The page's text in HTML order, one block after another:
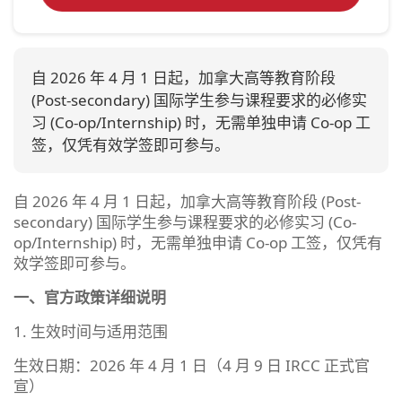
自 2026 年 4 月 1 日起，加拿大高等教育阶段
(Post-secondary) 国际学生参与课程要求的必修实
习 (Co-op/Internship) 时，无需单独申请 Co-op 工
签，仅凭有效学签即可参与。
自 2026 年 4 月 1 日起，加拿大高等教育阶段 (Post-
secondary) 国际学生参与课程要求的必修实习 (Co-
op/Internship) 时，无需单独申请 Co-op 工签，仅凭有
效学签即可参与。
一、官方政策详细说明
1. 生效时间与适用范围
生效日期：2026 年 4 月 1 日（4 月 9 日 IRCC 正式官
宣）